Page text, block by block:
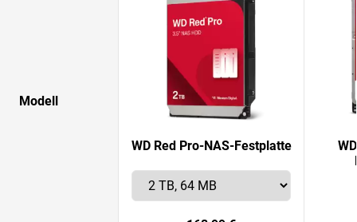
Modell
WD Red Pro-NAS-Festplatte